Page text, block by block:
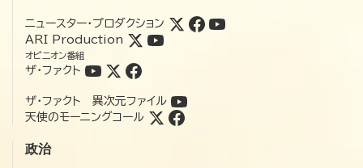
ニュースター・プロダクション
ARI Production
オピニオン番組
ザ・ファクト
ザ・ファクト 異次元ファイル
天使のモーニングコール
政治